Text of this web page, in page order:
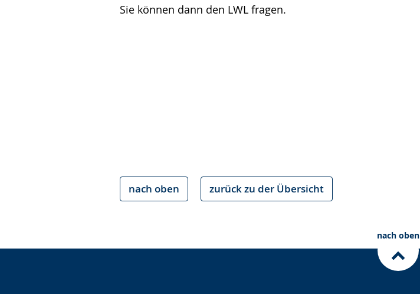
Sie können dann den LWL fragen.
nach oben zurück zu der Übersicht
nach oben